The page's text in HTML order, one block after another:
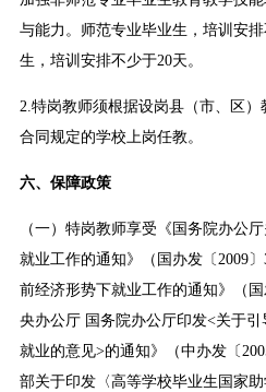
与能力。师范专业毕业生，培训安
生，培训安排不少于20天。
2.特岗教师须根据设岗县（市、区
合同规定的学校上岗任教。
六、保障政策
（一）特岗教师享受《国务院办公
就业工作的通知》（国办发〔2009
前经济形势下就业工作的通知》（
央办公厅 国务院办公厅印发<关于
就业的意见>的通知》（中办发〔
部关于印发〈高等学校毕业生国家